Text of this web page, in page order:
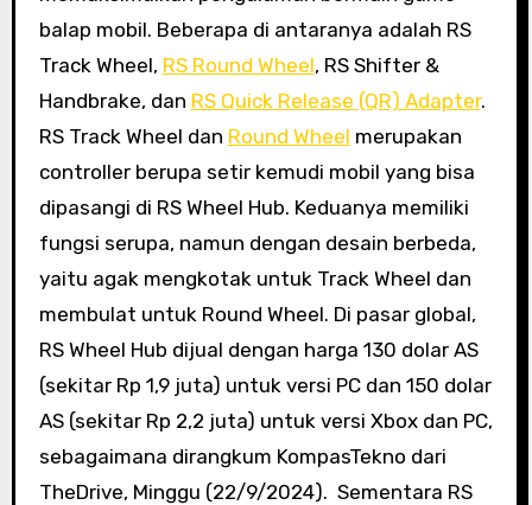
balap mobil. Beberapa di antaranya adalah RS
Track Wheel, RS Round Wheel, RS Shifter &
Handbrake, dan RS Quick Release (QR) Adapter.
RS Track Wheel dan Round Wheel merupakan
controller berupa setir kemudi mobil yang bisa
dipasangi di RS Wheel Hub. Keduanya memiliki
fungsi serupa, namun dengan desain berbeda,
yaitu agak mengkotak untuk Track Wheel dan
membulat untuk Round Wheel. Di pasar global,
RS Wheel Hub dijual dengan harga 130 dolar AS
(sekitar Rp 1,9 juta) untuk versi PC dan 150 dolar
AS (sekitar Rp 2,2 juta) untuk versi Xbox dan PC,
sebagaimana dirangkum KompasTekno dari
TheDrive, Minggu (22/9/2024). Sementara RS